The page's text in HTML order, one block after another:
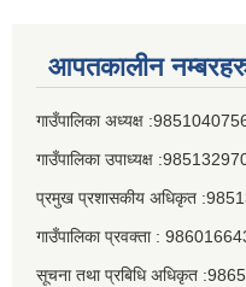
आपतकालीन
गाउँपालिका अध्यक्ष
गाउँपालिका उपाध्यक्ष
प्रमुख प्रशासकीय अधिकृत
गाउँपालिका प्रवक्ता :
सूचना तथा प्रबिधि अधिकृत